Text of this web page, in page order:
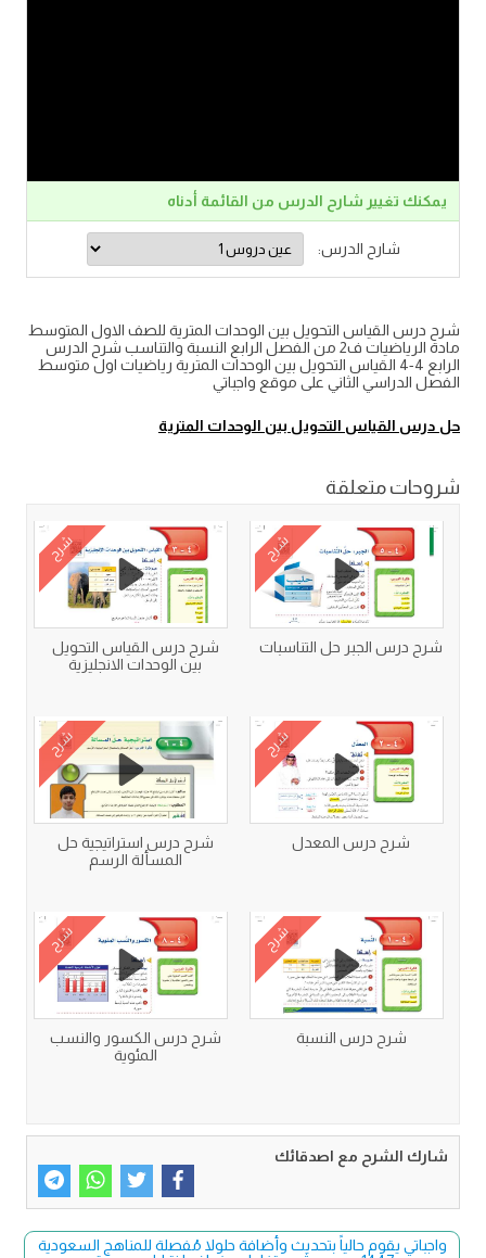
يمكنك تغيير شارح الدرس من القائمة أدناه
شارح الدرس:
شرح درس القياس التحويل بين الوحدات المترية للصف الاول المتوسط
مادة الرياضيات ف2 من الفصل الرابع النسبة والتناسب شرح الدرس
الرابع 4-4 القياس التحويل بين الوحدات المترية رياضيات اول متوسط
الفصل الدراسي الثاني على موقع واجباتي
حل درس القياس التحويل بين الوحدات المترية
شروحات متعلقة
شرح
شرح درس الجبر حل التناسبات
شرح
شرح درس القياس التحويل
بين الوحدات الانجليزية
شرح
شرح درس المعدل
شرح
شرح درس استراتيجية حل
المسألة الرسم
شرح
شرح درس النسبة
شرح
شرح درس الكسور والنسب
المئوية
شارك الشرح مع اصدقائك
واجباتي يقوم حالياً بتحديث وأضافة حلولا مُفصلة للمناهج السعودية